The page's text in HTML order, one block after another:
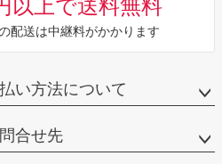
以上で送料無料
配送は中継料がかかります
い方法について
合せ先